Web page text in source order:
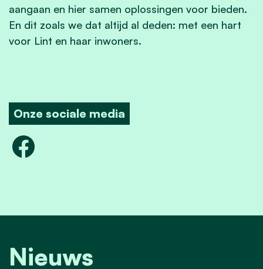
aangaan en hier samen oplossingen voor bieden.
En dit zoals we dat altijd al deden: met een hart
voor Lint en haar inwoners.
Onze sociale media
Nieuws